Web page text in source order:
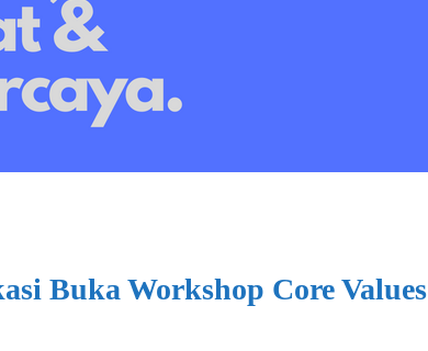
Buka Workshop Core Values